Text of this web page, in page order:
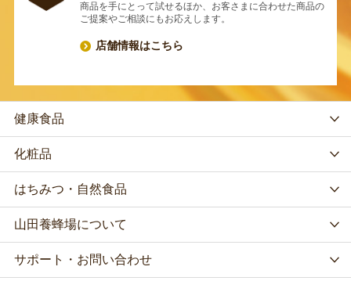
商品を手にとって試せるほか、お客さまに合わせた商品の
ご提案やご相談にもお応えします。
店舗情報はこちら
健康食品
化粧品
はちみつ・自然食品
山田養蜂場について
サポート・お問い合わせ